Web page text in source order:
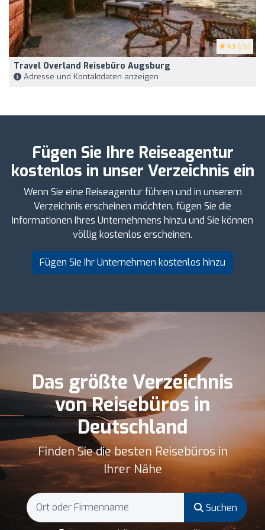
4.5 (29)
Travel Overland Reisebüro Augsburg
Adresse und Kontaktdaten anzeigen
Fügen Sie Ihre Reiseagentur
kostenlos in unser Verzeichnis ein
Wenn Sie eine Reiseagentur führen und in unserem
Verzeichnis erscheinen möchten, fügen Sie die
Informationen Ihres Unternehmens hinzu und Sie können
völlig kostenlos erscheinen.
Fügen Sie Ihr Unternehmen kostenlos hinzu
Das größte Verzeichnis
von Reisebüros in
Deutschland
Finden Sie die besten Reisebüros in
Ihrer Nähe
Suchen